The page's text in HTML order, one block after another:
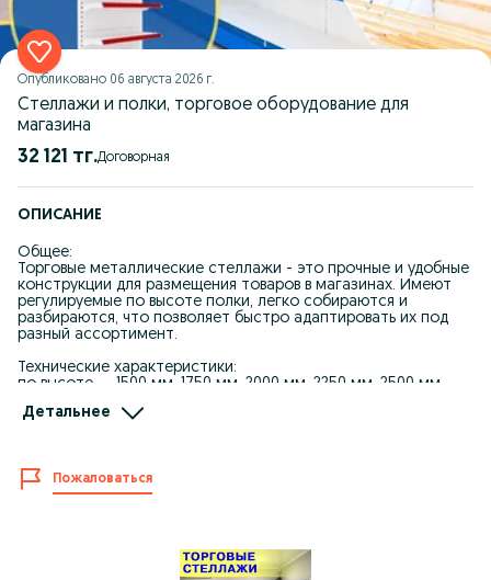
Опубликовано 06 августа 2026 г.
Стеллажи и полки, торговое оборудование для
магазина
32 121 тг. Договорная
ОПИСАНИЕ
Общее:
Торговые металлические стеллажи - это прочные и удобные
конструкции для размещения товаров в магазинах. Имеют
регулируемые по высоте полки, легко собираются и
разбираются, что позволяет быстро адаптировать их под
разный ассортимент.
Технические характеристики:
по высоте — 1500 мм, 1750 мм, 2000 мм, 2250 мм, 2500 мм,
по длине 600 мм, 800 мм, 1000 мм
Грузоподъемность на одну полку составляет до 50 кг.
Применение:
аптеках и на складах. Подходят для продукции разных
категорий - от продуктов питания до бытовой техники.
Детальнее
Пожаловаться